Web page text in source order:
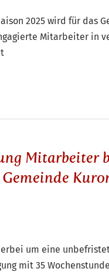
2025 wird für das
Mitarbeiter in
Mitarbeiter
um eine
mit 35